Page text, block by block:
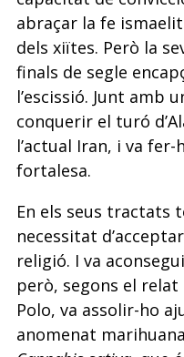
abraçar la fe
dels xiïtes. Però la
finals de segle
l’escissió. Junt amb
conquerir el turó
l’actual Iran, i va
fortalesa.
En els seus tractats
necessitat
religió. I va
però, segons el relat
Polo, va assolir-ho
anomenat